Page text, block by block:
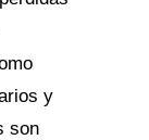
y
son